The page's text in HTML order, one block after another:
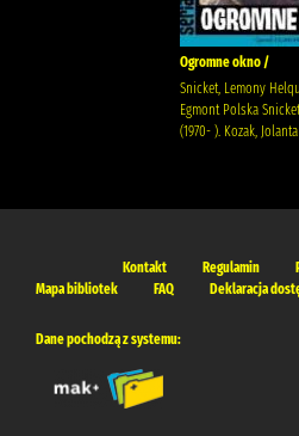
Ogromne okno /
Snicket, Lemony
Egmont Polska
(1970- ). Kozak, Jolanta
Kontakt Regulamin
Mapa bibliotek
FAQ Deklaracja
Dane pochodzą z systemu: